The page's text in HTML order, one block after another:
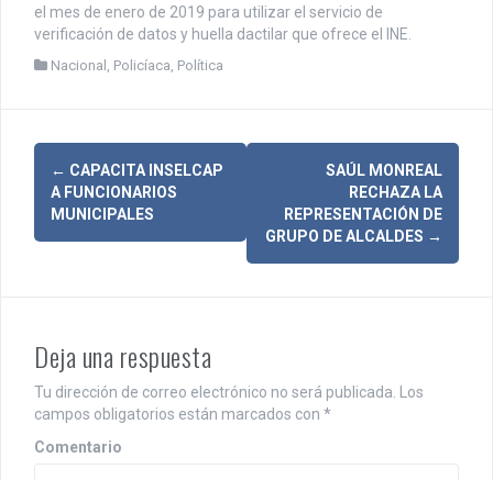
el mes de enero de 2019 para utilizar el servicio de
verificación de datos y huella dactilar que ofrece el INE.
Nacional Policíaca Política
N
g
a
c
i
← CAPACITA INSELCAP
A FUNCIONARIOS
MUNICIPALES
SAÚL MONREAL
RECHAZA LA
REPRESENTACIÓN DE
GRUPO DE ALCALDES →
Deja una respuesta
Tu dirección de correo electrónico no será publicada. Los
campos obligatorios están marcados con *
Comentario